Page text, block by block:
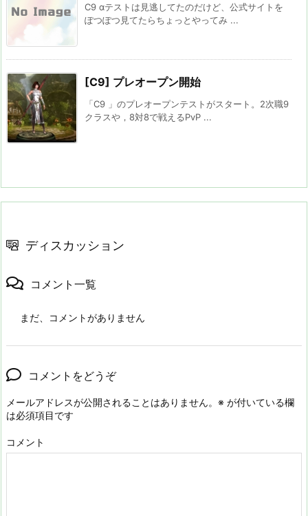
C9 αテストは見逃してたのだけど、公式サイトを
ぽつぽつ見てたらちょっとやってみ ...
[C9] プレオープン開始
「C9 」のプレオープンテストがスタート。2次職9
クラスや，8対8で戦えるPvP ...
ディスカッション
コメント一覧
まだ、コメントがありません
コメントをどうぞ
メールアドレスが公開されることはありません。 ※ が付いている欄
は必須項目です
コメント